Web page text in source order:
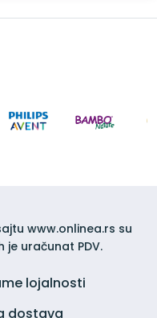
www.onlinea.rs su
je uračunat PDV.
lojalnosti
dostava